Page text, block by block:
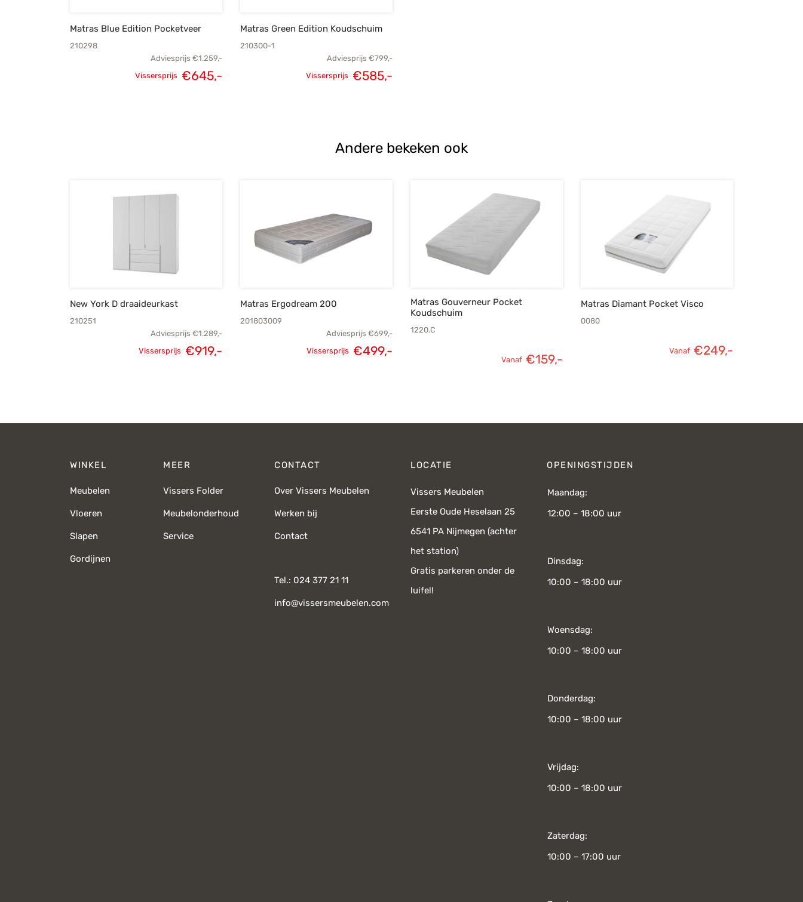
Matras Blue Edition Pocketveer
210298
Adviesprijs €1.259,-
Oorspronkelijke
Vissersprijs €645,-
Matras Green Edition Koudschuim
210300-1
Adviesprijs €799,-
Oorspronkelijke
Vissersprijs €585,-
Andere bekeken ook
New York D draaideurkast
210251
Adviesprijs €1.289,-
Vissersprijs €919,-
Matras Ergodream 200
201803009
Adviesprijs €699,-
Vissersprijs €499,-
Matras Gouverneur Pocket
Koudschuim
1220.C
Vanaf €159,-
Matras Diamant Pocket Visco
0080
Vanaf €249,-
WINKEL
Meubelen
Vloeren
Slapen
Gordijnen
MEER
Vissers Folder
Meubelonderhoud
Service
CONTACT
Over Vissers Meubelen
Werken bij
Contact
Tel.: 024 377 21 11
info@vissersmeubelen.com
LOCATIE
Vissers Meubelen
Eerste Oude Heselaan 25
6541 PA Nijmegen (achter
het station)
Gratis parkeren onder de
luifel!
OPENINGSTIJDEN
Maandag:
12:00 – 18:00 uur
Dinsdag:
10:00 – 18:00 uur
Woensdag:
10:00 – 18:00 uur
Donderdag:
10:00 – 18:00 uur
Vrijdag:
10:00 – 18:00 uur
Zaterdag:
10:00 – 17:00 uur